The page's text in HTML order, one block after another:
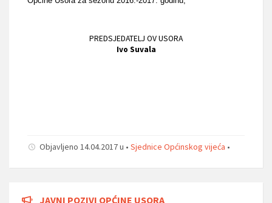
PREDSJEDATELJ OV USORA
Ivo Suvala
Objavljeno 14.04.2017 u • Sjednice Općinskog vijeća •
JAVNI POZIVI OPĆINE USORA